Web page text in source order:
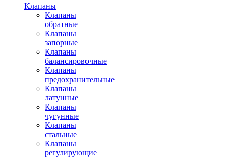
Клапаны
Клапаны
обратные
Клапаны
запорные
Клапаны
балансировочные
Клапаны
предохранительные
Клапаны
латунные
Клапаны
чугунные
Клапаны
стальные
Клапаны
регулирующие